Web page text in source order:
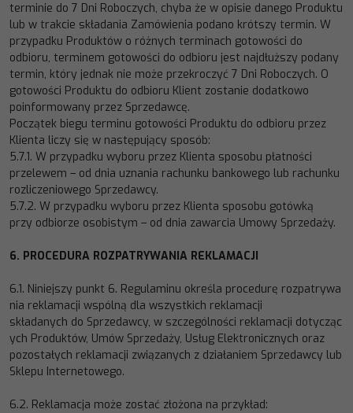
terminie do 7 Dni Roboczych, chyba że w opisie danego Produktu
lub w trakcie składania Zamówienia podano krótszy termin. W
przypadku Produktów o różnych terminach gotowości do
odbioru, terminem gotowości do odbioru jest najdłuższy podany
termin, który jednak nie może przekroczyć 7 Dni Roboczych. O
gotowości Produktu do odbioru Klient zostanie dodatkowo
poinformowany przez Sprzedawcę.
Początek biegu terminu gotowości Produktu do odbioru przez
Klienta liczy się w następujący sposób:
5.7.1. W przypadku wyboru przez Klienta sposobu płatności
przelewem – od dnia uznania rachunku bankowego lub rachunku
rozliczeniowego Sprzedawcy.
5.7.2. W przypadku wyboru przez Klienta sposobu gotówką
przy odbiorze osobistym – od dnia zawarcia Umowy Sprzedaży.
6. PROCEDURA ROZPATRYWANIA REKLAMACJI
6.1. Niniejszy punkt 6. Regulaminu określa procedurę rozpatrywa
nia reklamacji wspólną dla wszystkich reklamacji
składanych do Sprzedawcy, w szczególności reklamacji dotycząc
ych Produktów, Umów Sprzedaży, Usług Elektronicznych oraz
pozostałych reklamacji związanych z działaniem Sprzedawcy lub
Sklepu Internetowego.
6.2. Reklamacja może zostać złożona na przykład: